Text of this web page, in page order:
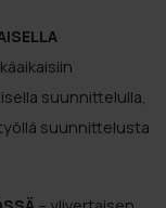
suunnittelulla,
suunnittelusta